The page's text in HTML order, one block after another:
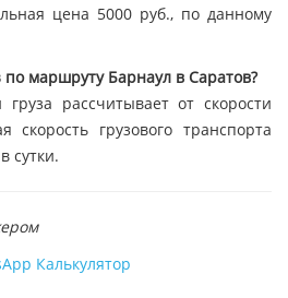
цена 5000 руб., по данному
по маршруту Барнаул в Саратов?
рассчитывает от скорости
скорость грузового транспорта
сутки.
Калькулятор